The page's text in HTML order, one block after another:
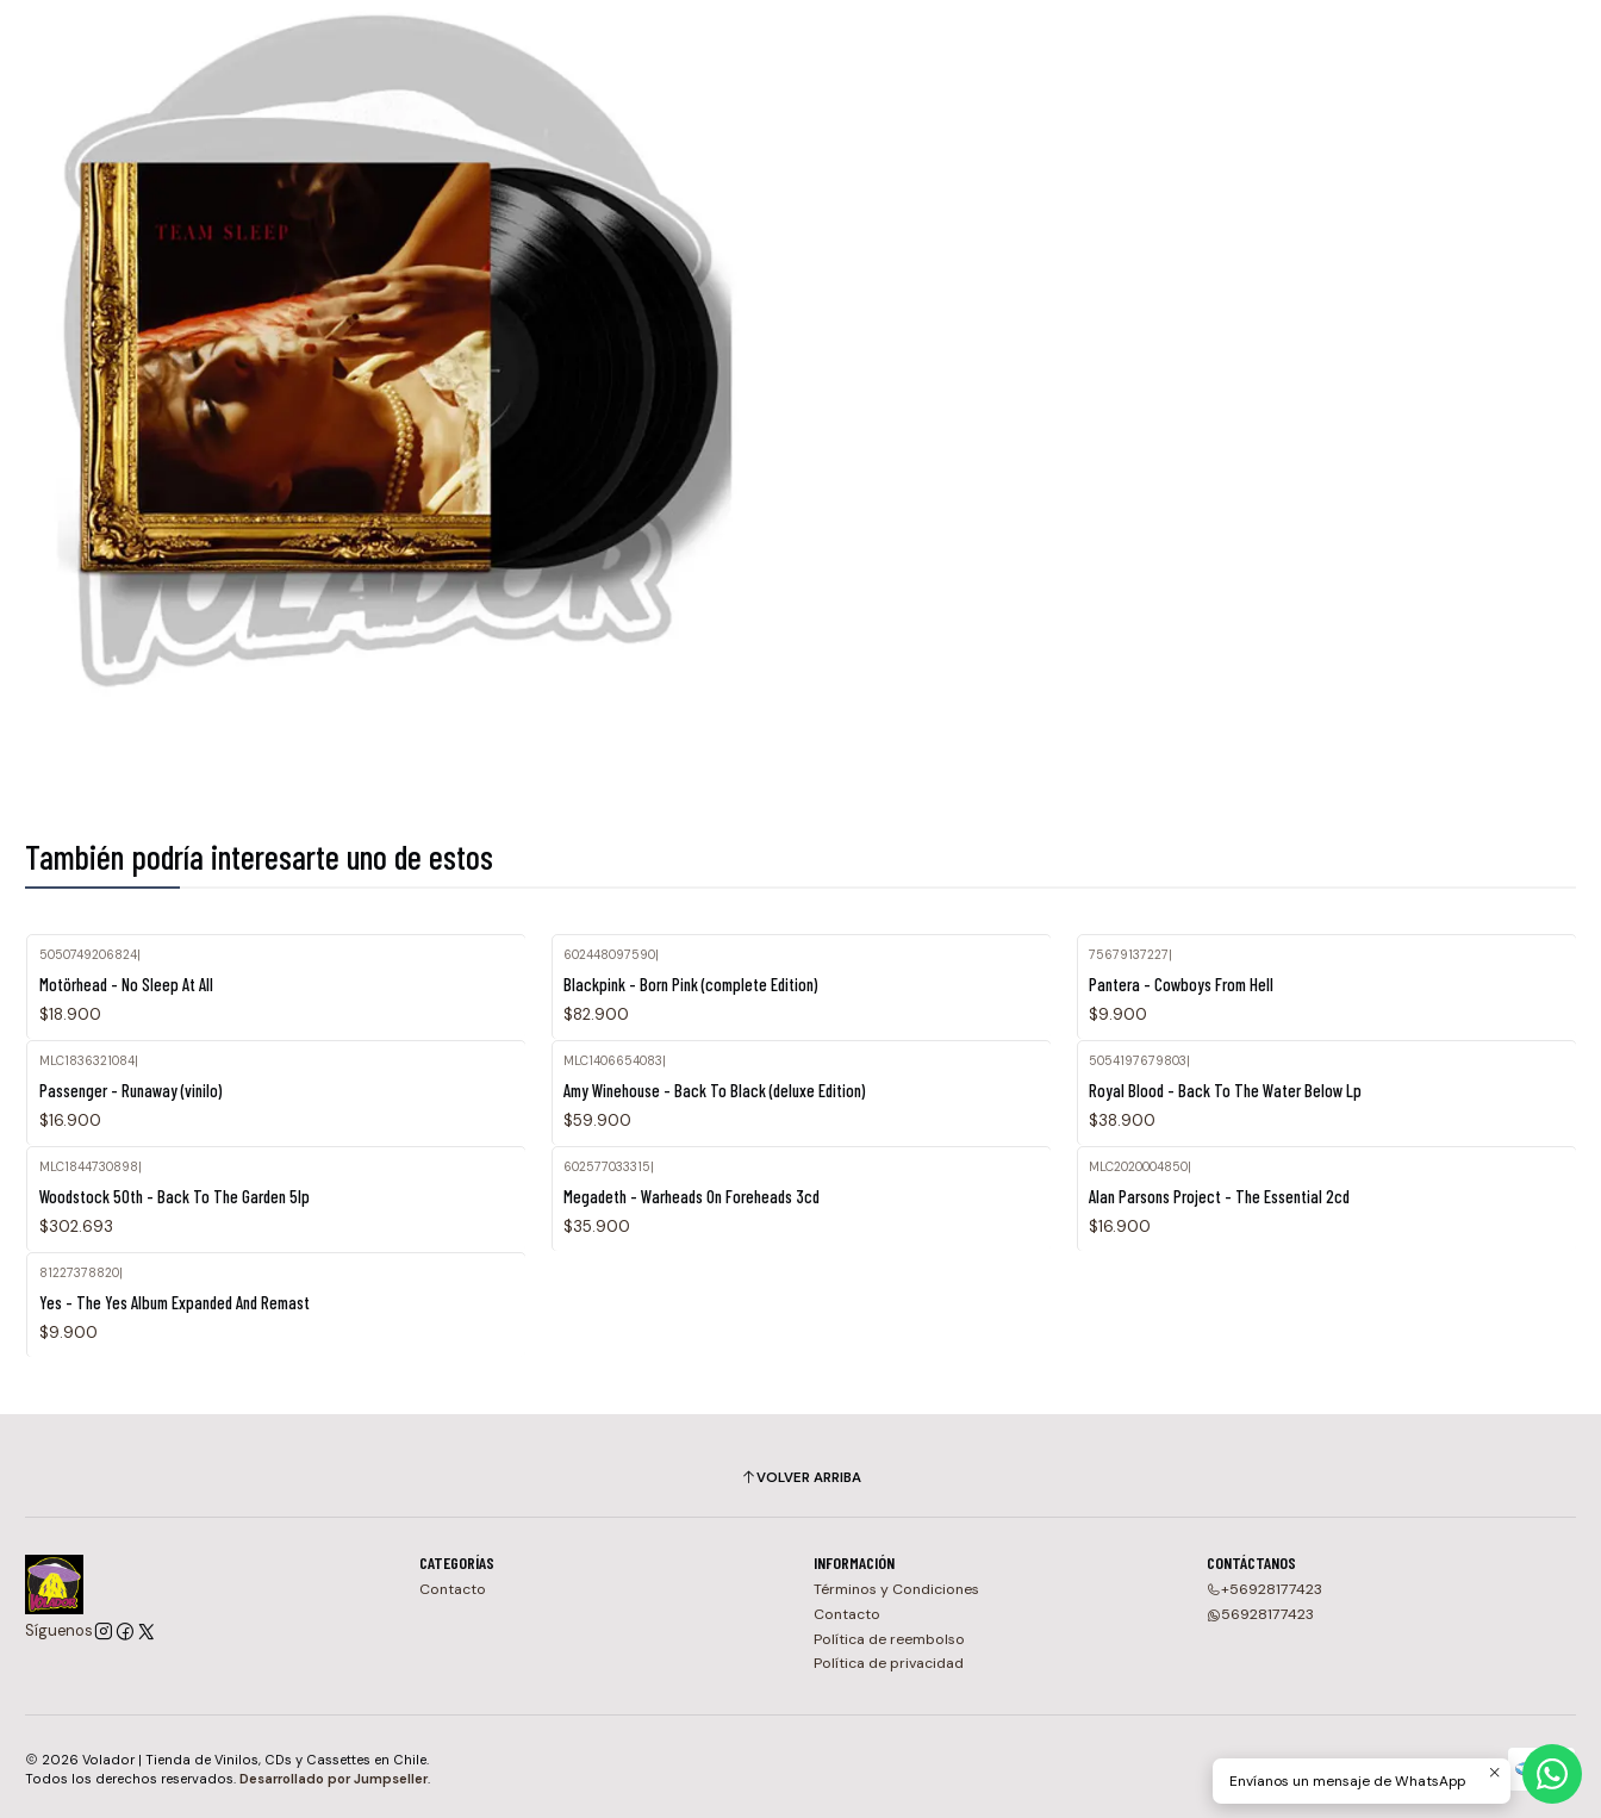
También podría interesarte uno de estos
5050749206824|
Motörhead - No Sleep At All
$18.900
602448097590|
Blackpink - Born Pink (complete Edition)
$82.900
75679137227|
Pantera - Cowboys From Hell
$9.900
MLC1836321084|
Passenger - Runaway (vinilo)
$16.900
MLC1406654083|
Amy Winehouse - Back To Black (deluxe Edition)
$59.900
5054197679803|
Royal Blood - Back To The Water Below Lp
$38.900
MLC1844730898
Woodstock 50th - Back To The Garden 5lp
$302.693
602577033315
Megadeth - Warheads On Foreheads 3cd
$35.900
MLC2020004850
Alan Parsons Project - The Essential 2cd
$16.900
81227378820|
Yes - The Yes Album Expanded And Remast
$9.900
VOLVER ARRIBA
Síguenos
CATEGORÍAS
Contacto
INFORMACIÓN
Términos y Condiciones
Contacto
Política de reembolso
Política de privacidad
CONTÁCTANOS
+56928177423
56928177423
2026 Volador | Tienda de Vinilos, CDs y Cassettes en Chile.
Todos los derechos reservados. Desarrollado por Jumpseller. Envíanos un mensaje de WhatsApp